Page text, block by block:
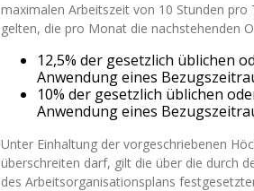
maximalen Arbeitszeit von 10 Stunden
gelten, die pro Monat die nachstehenden
12,5% der gesetzlich üblichen
Anwendung eines
10% der gesetzlich üblichen
Anwendung eines
Unter Einhaltung der vorgeschriebenen
überschreiten darf, gilt die über die durch
des Arbeitsorganisationsplans